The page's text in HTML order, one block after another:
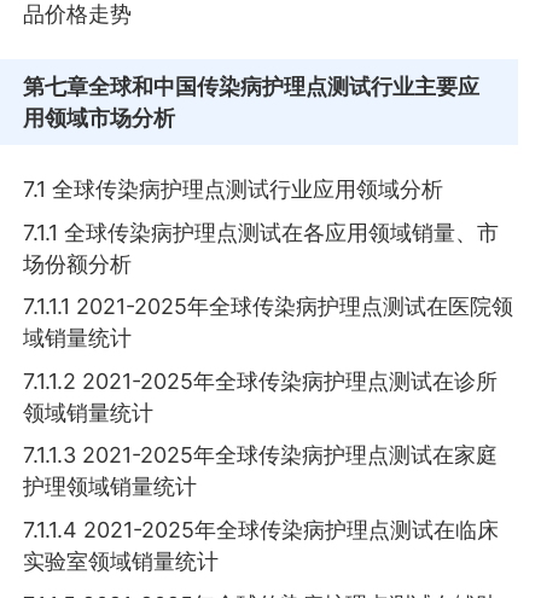
品价格走势
第七章全球和中国传染病护理点测试行业主要应
用领域市场分析
7.1 全球传染病护理点测试行业应用领域分析
7.1.1 全球传染病护理点测试在各应用领域销量、市
场份额分析
7.1.1.1 2021-2025年全球传染病护理点测试在医院领
域销量统计
7.1.1.2 2021-2025年全球传染病护理点测试在诊所
领域销量统计
7.1.1.3 2021-2025年全球传染病护理点测试在家庭
护理领域销量统计
7.1.1.4 2021-2025年全球传染病护理点测试在临床
实验室领域销量统计